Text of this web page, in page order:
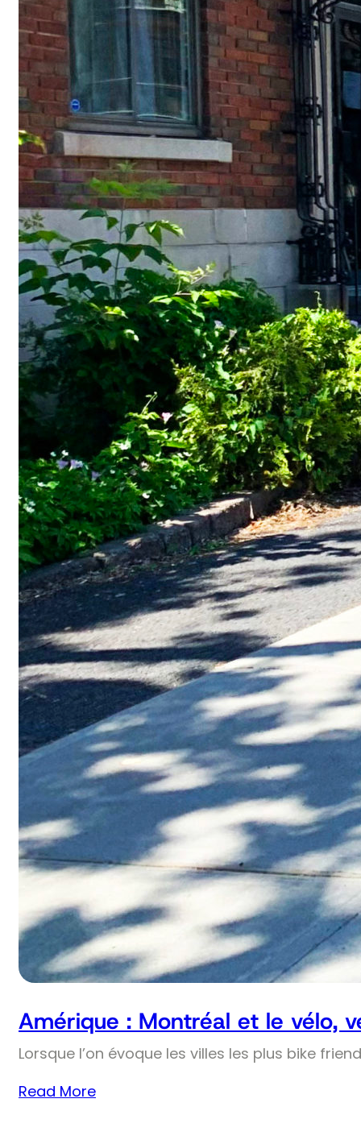
Amérique : Montréal et le vélo,
Lorsque l’on évoque les villes les plus bike
Read More